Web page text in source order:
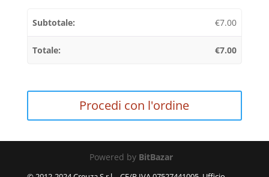
€7.00
€7.00
Procedi con l'ordine
Powered by BitBazar